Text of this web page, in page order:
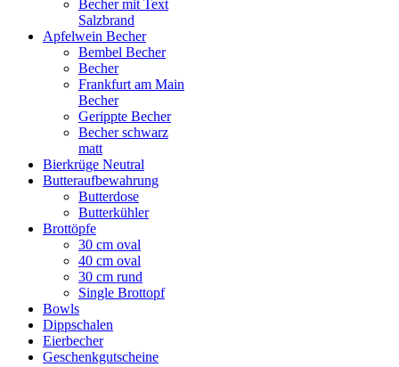
Becher mit Text
Salzbrand
Apfelwein Becher
Bembel Becher
Becher
Frankfurt am Main
Becher
Gerippte Becher
Becher schwarz
matt
Bierkrüge Neutral
Butteraufbewahrung
Butterdose
Butterkühler
Brottöpfe
30 cm oval
40 cm oval
30 cm rund
Single Brottopf
Bowls
Dippschalen
Eierbecher
Geschenkgutscheine